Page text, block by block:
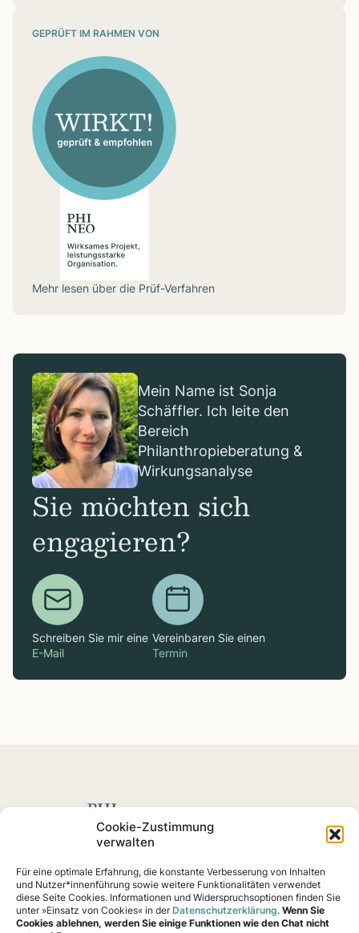
Cookie-Zustimmung
verwalten
Für eine optimale Erfahrung, die konstante Verbesserung von Inhalten
und Nutzer*innenführung sowie weitere Funktionalitäten verwendet
diese Seite Cookies. Informationen und Widerspruchsoptionen finden Sie
unter »Einsatz von Cookies« in derDatenschutzerklärung. Wenn Sie
Cookies ablehnen, werden Sie einige Funktionen wie den Chat nicht
GEPRÜFT IM RAHMEN VON
Mehr lesen über die Prüf-Verfahren
Mein Name ist Sonja
Schäffler. Ich leite den
Bereich
Philanthropieberatung &
Wirkungsanalyse
Sie möchten sich
engagieren?
Schreiben Sie mir eine
E-Mail
Vereinbaren Sie einen
Termin
nachweislich eine Wirkung erzielen – von Klimaschutz
bis Gemeinschaftshilfe.